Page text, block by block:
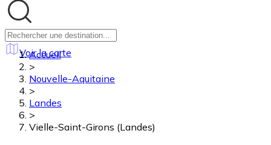
Voir la carte
Accueil
>
Nouvelle-Aquitaine
>
Landes
>
Vielle-Saint-Girons (Landes)